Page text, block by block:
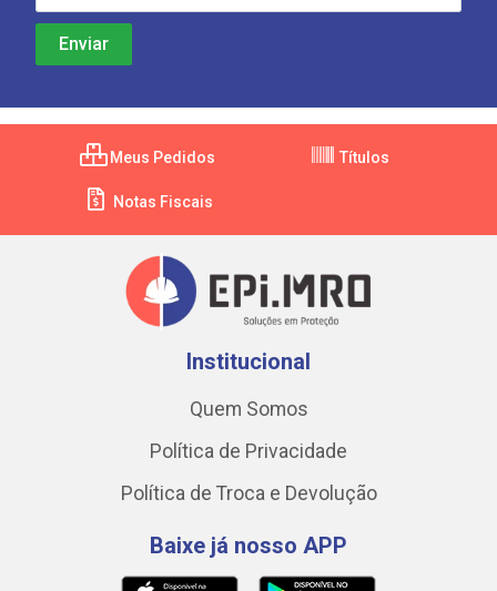
Meus Pedidos Títulos
Notas Fiscais
Institucional
Quem Somos
Política de Privacidade
Política de Troca e Devolução
Baixe já nosso APP